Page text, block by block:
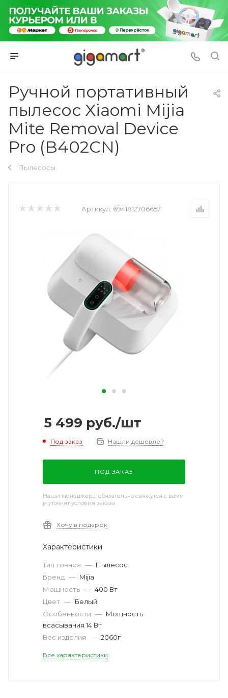
Ручной портативный
пылесос Xiaomi Mijia
Mite Removal Device
Pro (B402CN)
Пылесосы
Артикул: 6941812706657
5 499 руб./шт
Под заказ Нашли дешевле?
ПОД ЗАКАЗ
Наши менеджеры обязательно свяжутся с вами
и уточнят условия заказа
Хочу в подарок
Характеристики
Тип товара — Пылесос
Бренд — Mijia
Мощность — 400 Вт
Цвет — Белый
Особенности — Мощность
всасывания 14 Вт
Вес изделия — 2060г
Все характеристики